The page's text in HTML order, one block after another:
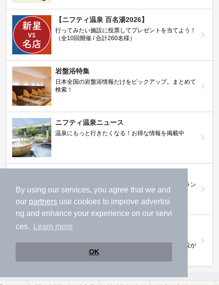
By using our services, you agree that we and
our partners use cookies to improve advertisi
ng and enhance your experience on our servi
ces.
Learn more
OK
【ニフティ温泉 百名湯2026】
行ってみたい施設に投票してプレゼントを当てよう！
（全10回開催 / 合計260名様）
岩盤浴特集
日本全国の岩盤浴情報だけをピックアップ。まとめて
検索！
ニフティ温泉ニュース
温泉にもっと行きたくなる！お得な情報を掲載中
温浴施設をお得に楽しめるサブスクリプションプラン
【ニフティライフスタイル株主優待のご案
株主優待制度で人気の温浴施設に行こう！対象施設が
拡充されました！